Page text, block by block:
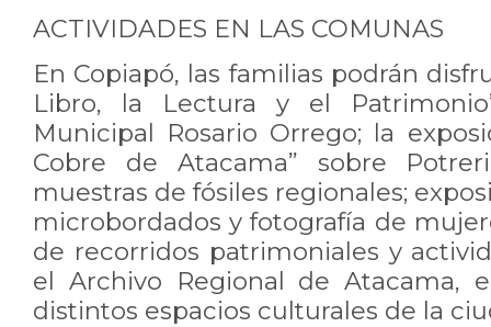
ACTIVIDADES EN LAS COMUNAS
En Copiapó, las familias podrán
Libro, la Lectura y el
Municipal Rosario Orrego; la
Cobre de Atacama” sobre
muestras de fósiles regionales;
microbordados y fotografía de
de recorridos patrimoniales y
el Archivo Regional de Atacama,
distintos espacios culturales de la